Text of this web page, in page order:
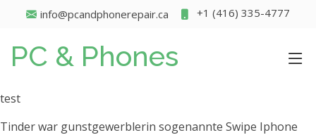
info@pcandphonerepair.ca +1 (416) 335-4777
PC & Phones
test
Tinder war gunstgewerblerin sogenannte Swipe Iphone